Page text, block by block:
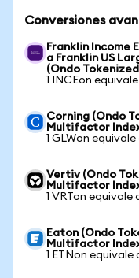
Conversiones
Franklin Income
a Franklin US
(Ondo
1 INCEon
Corning (Ondo
Multifactor
1 GLWon
Vertiv (Ondo
Multifactor
1 VRTon
Eaton (Ondo
Multifactor
1 ETNon equivale